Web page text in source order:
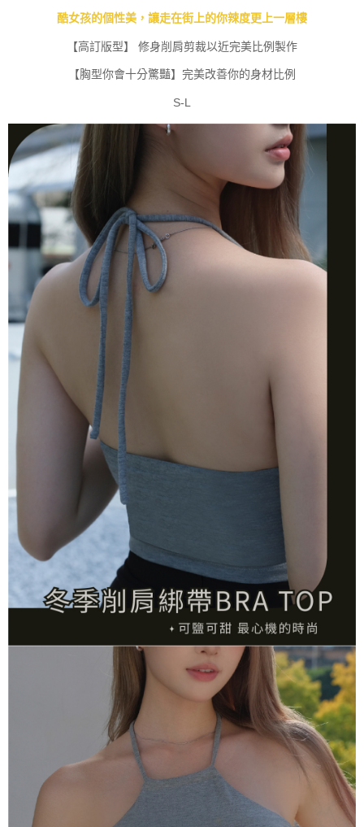
酷女孩的個性美，讓走在街上的你辣度更上一層樓
【高訂版型】 修身削肩剪裁以近完美比例製作
【胸型你會十分驚豔】完美改善你的身材比例
S-L